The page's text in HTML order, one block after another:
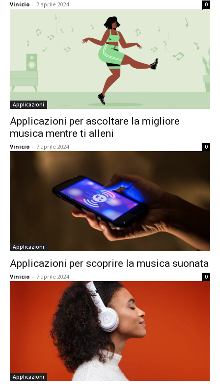
Vinicio - 7 aprile 2024 0
Applicazioni
Applicazioni per ascoltare la migliore
musica mentre ti alleni
Vinicio - 7 aprile 2024 0
Applicazioni
Applicazioni per scoprire la musica suonata
Vinicio - 7 aprile 2024 0
Applicazioni